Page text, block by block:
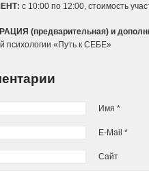
с 10:00 по 12:00, стоимость
(предварительная) и
психологии «Путь к СЕБЕ»
Имя *
E-Mail *
Сайт